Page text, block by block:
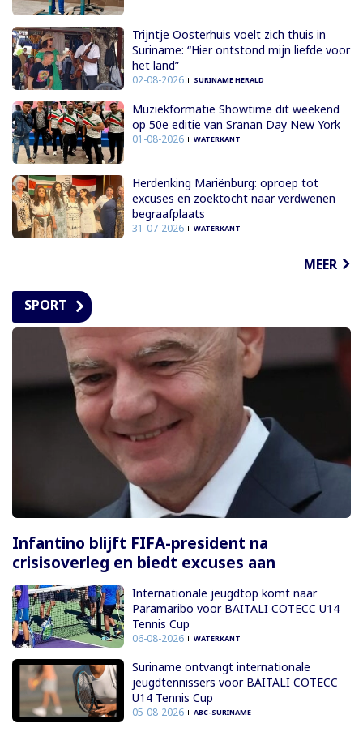
Trijntje Oosterhuis voelt zich thuis in
Suriname: “Hier ontstond mijn liefde voor
het land”
02-08-2026 SURINAME HERALD
Muziekformatie Showtime dit weekend
op 50e editie van Sranan Day New York
01-08-2026 WATERKANT
Herdenking Mariënburg: oproep tot
excuses en zoektocht naar verdwenen
begraafplaats
31-07-2026 WATERKANT
MEER
SPORT
Infantino blijft FIFA-president na
crisisoverleg en biedt excuses aan
Internationale jeugdtop komt naar
Paramaribo voor BAITALI COTECC U14
Tennis Cup
06-08-2026 WATERKANT
Suriname ontvangt internationale
jeugdtennissers voor BAITALI COTECC
U14 Tennis Cup
05-08-2026 ABC-SURINAME